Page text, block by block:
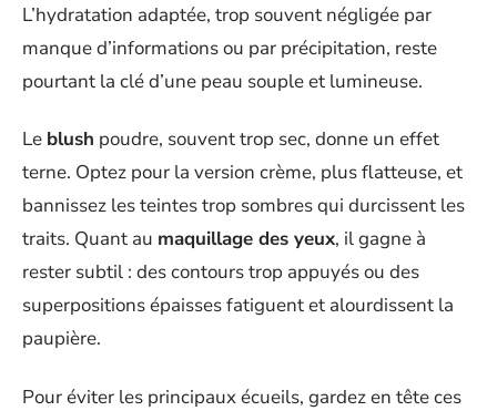
L’hydratation adaptée, trop souvent négligée par
manque d’informations ou par précipitation, reste
pourtant la clé d’une peau souple et lumineuse.
Le blush poudre, souvent trop sec, donne un effet
terne. Optez pour la version crème, plus flatteuse, et
bannissez les teintes trop sombres qui durcissent les
traits. Quant au maquillage des yeux, il gagne à
rester subtil : des contours trop appuyés ou des
superpositions épaisses fatiguent et alourdissent la
paupière.
Pour éviter les principaux écueils, gardez en tête ces